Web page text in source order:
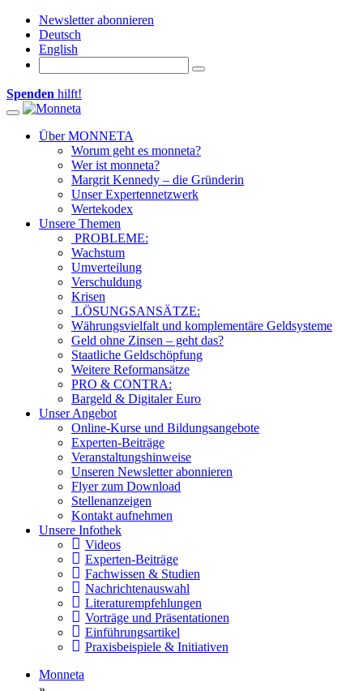
Newsletter abonnieren
Deutsch
English
Spenden hilft!
Toggle navigation
Über MONNETA
Worum geht es monneta?
Wer ist monneta?
Margrit Kennedy – die Gründerin
Unser Expertennetzwerk
Wertekodex
Unsere Themen
PROBLEME:
Wachstum
Umverteilung
Verschuldung
Krisen
LÖSUNGSANSÄTZE:
Währungsvielfalt und komplementäre Geldsysteme
Geld ohne Zinsen – geht das?
Staatliche Geldschöpfung
Weitere Reformansätze
PRO & CONTRA:
Bargeld & Digitaler Euro
Unser Angebot
Online-Kurse und Bildungsangebote
Experten-Beiträge
Veranstaltungshinweise
Unseren Newsletter abonnieren
Flyer zum Download
Stellenanzeigen
Kontakt aufnehmen
Unsere Infothek
Videos
Experten-Beiträge
Fachwissen & Studien
Nachrichtenauswahl
Literaturempfehlungen
Vorträge und Präsentationen
Einführungsartikel
Praxisbeispiele & Initiativen
Monneta